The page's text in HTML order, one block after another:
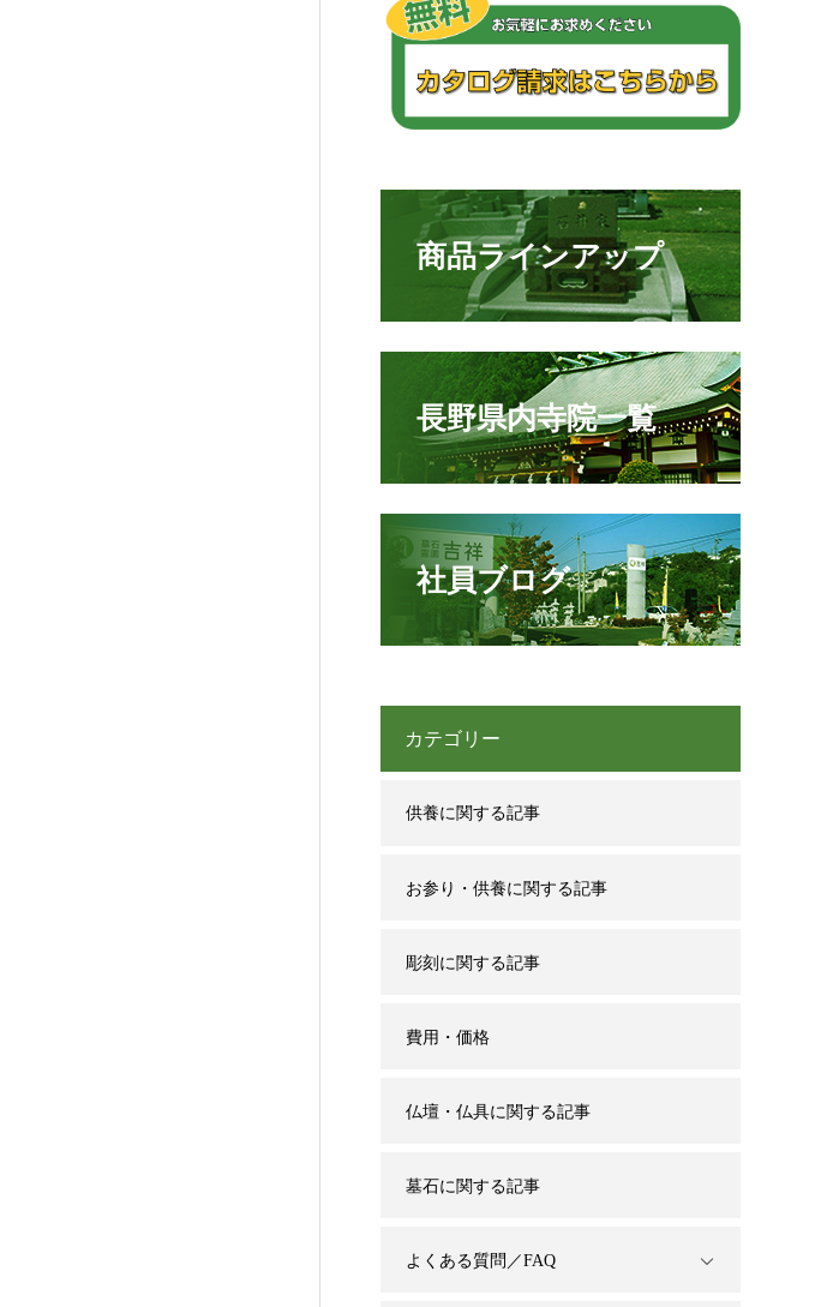
商品ラインアップ
長野県内寺院一覧
社員ブログ
カテゴリー
供養に関する記事
お参り・供養に関する記事
彫刻に関する記事
費用・価格
仏壇・仏具に関する記事
墓石に関する記事
よくある質問／FAQ